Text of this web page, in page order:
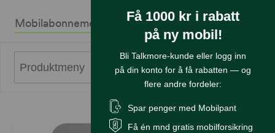
Mobilabonnement Mobiltelefoner InternettSikkerhet
Produktmeny
Få 1000 kr i rabatt
på ny mobil!
Bli Talkmore-kunde eller logg inn
på din konto for å få rabatten — og
flere andre fordeler:
Spar penger med Mobilpant
Få én mnd gratis mobilforsikring